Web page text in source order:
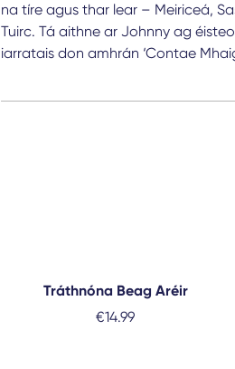
na tíre agus thar lear – Meiriceá,
Tuirc. Tá aithne ar Johnny ag
iarratais don amhrán ‘Contae
Tráthnóna Beag Aréir
€14.99